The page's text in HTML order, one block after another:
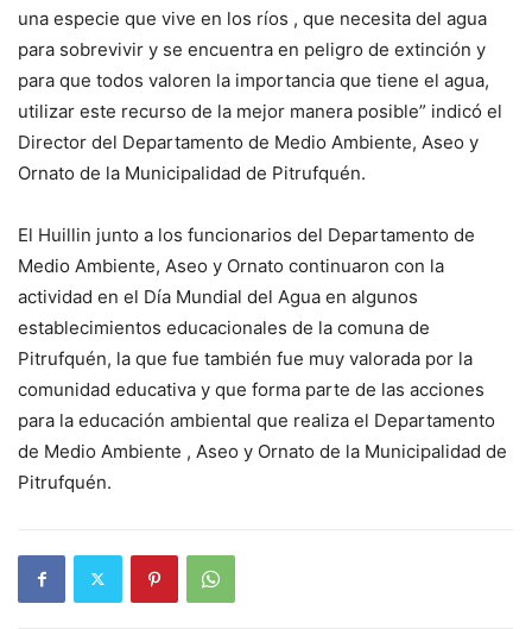
una especie que vive en los ríos , que necesita del agua
para sobrevivir y se encuentra en peligro de extinción y
para que todos valoren la importancia que tiene el agua,
utilizar este recurso de la mejor manera posible” indicó el
Director del Departamento de Medio Ambiente, Aseo y
Ornato de la Municipalidad de Pitrufquén.
El Huillin junto a los funcionarios del Departamento de
Medio Ambiente, Aseo y Ornato continuaron con la
actividad en el Día Mundial del Agua en algunos
establecimientos educacionales de la comuna de
Pitrufquén, la que fue también fue muy valorada por la
comunidad educativa y que forma parte de las acciones
para la educación ambiental que realiza el Departamento
de Medio Ambiente , Aseo y Ornato de la Municipalidad de
Pitrufquén.